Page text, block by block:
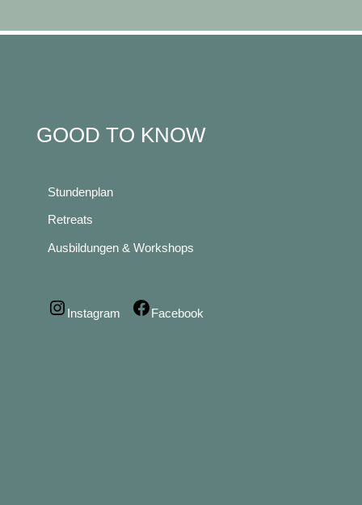
GOOD TO KNOW
Stundenplan
Retreats
Ausbildungen & Workshops
Instagram Facebook